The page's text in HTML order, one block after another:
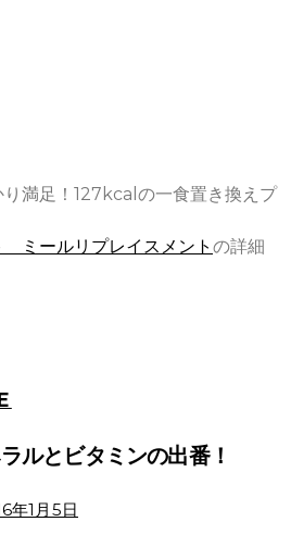
り満足！127kcalの一食置き換えプ
ールリプレイスメント の詳細
ルとビタミンの出番！
年1月5日